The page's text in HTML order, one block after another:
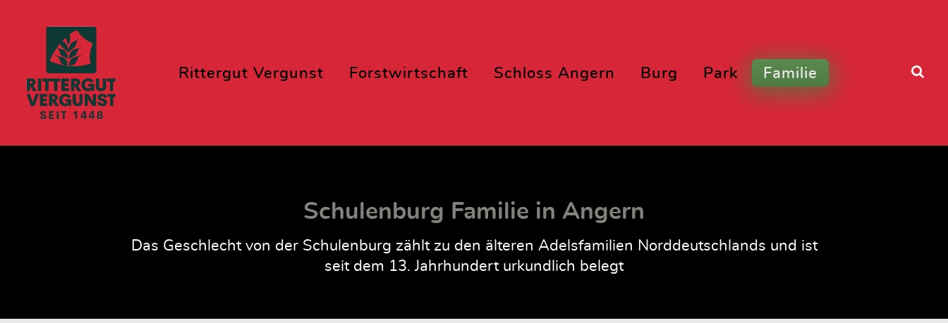
Rittergut Vergunst Forstwirtschaft Schloss Angern Burg Park Familie
Schulenburg Familie in Angern
Das Geschlecht von der Schulenburg zählt zu den älteren Adelsfamilien Norddeutschlands und ist
seit dem 13. Jahrhundert urkundlich belegt